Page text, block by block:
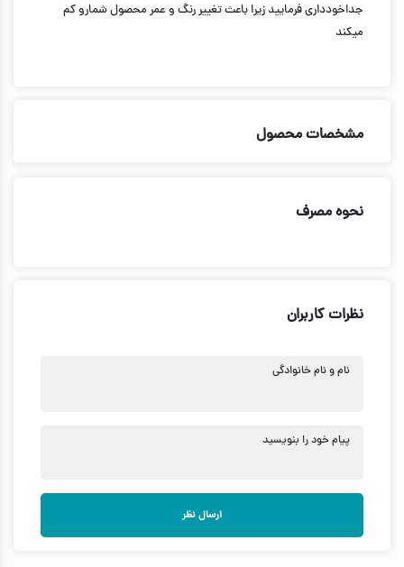
جداخودداری فرمایید زیرا باعث تغییر رنگ و عمر محصول شمارو کم
میکند
مشخصات محصول
نحوه مصرف
نظرات کاربران
نام و نام خانوادگی
پیام خود را بنویسید
ارسال نظر